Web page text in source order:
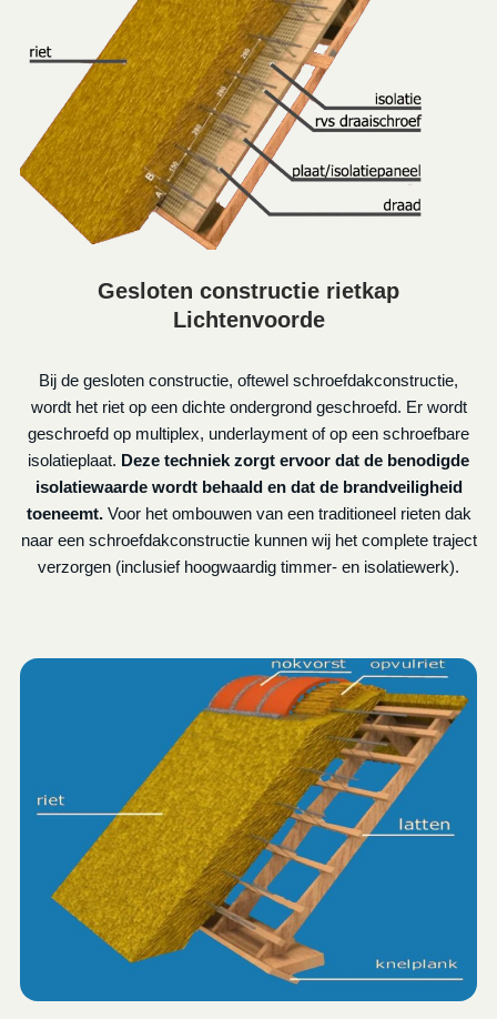
Gesloten constructie rietkap
Lichtenvoorde
Bij de gesloten constructie, oftewel schroefdakconstructie,
wordt het riet op een dichte ondergrond geschroefd. Er wordt
geschroefd op multiplex, underlayment of op een schroefbare
isolatieplaat. Deze techniek zorgt ervoor dat de benodigde
isolatiewaarde wordt behaald en dat de brandveiligheid
toeneemt.Voor het ombouwen van een traditioneel rieten dak
naar een schroefdakconstructie kunnen wij het complete traject
verzorgen (inclusief hoogwaardig timmer- en isolatiewerk).